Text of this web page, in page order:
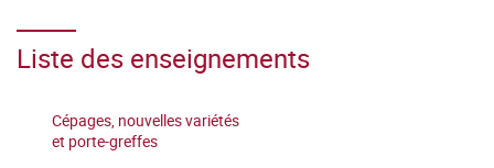
Liste des enseignements
Cépages, nouvelles variétés
et porte-greffes